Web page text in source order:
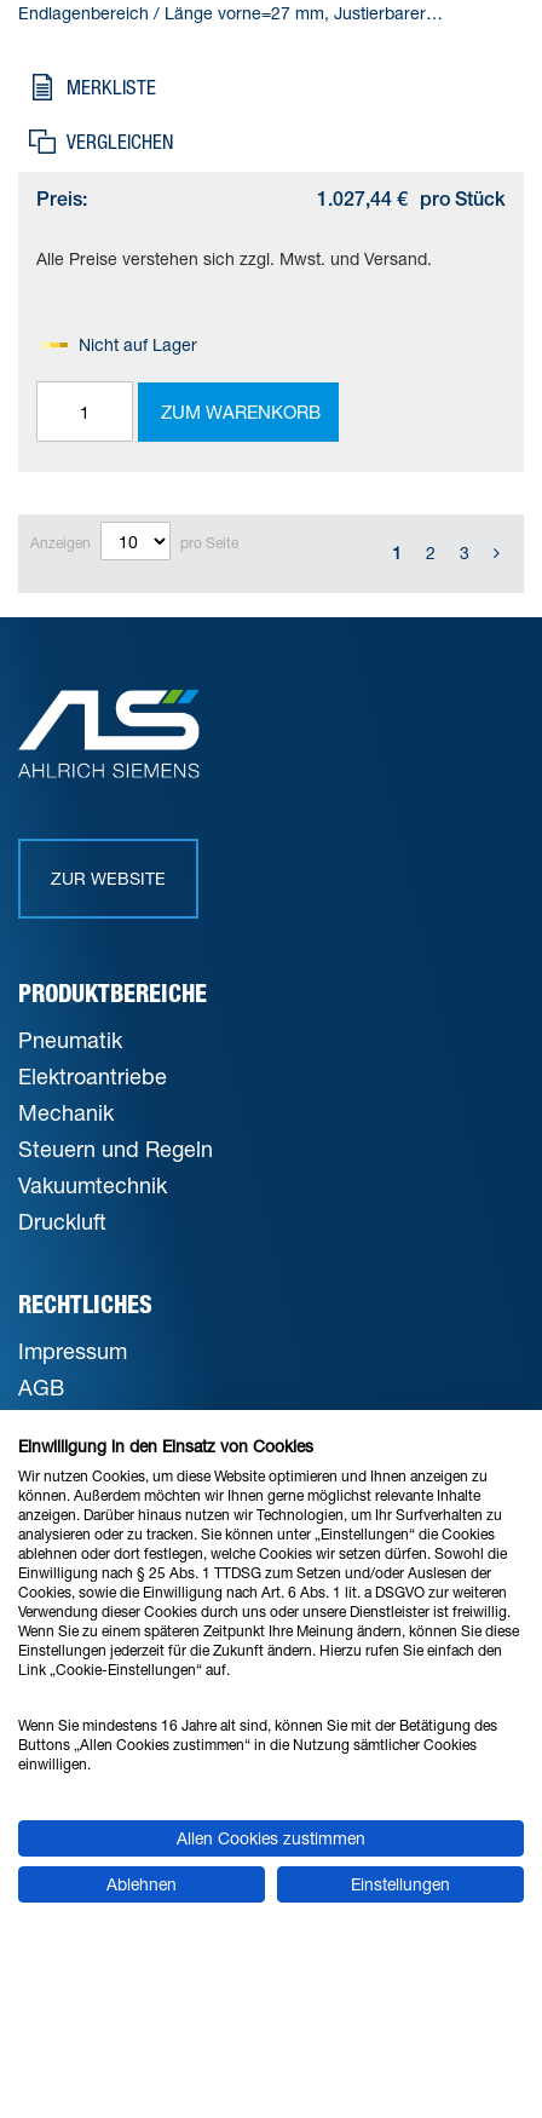
Endlagenbereich / Länge vorne=27 mm, Justierbarer
MERKLISTE
VERGLEICHEN
Preis: 1.027,44 € pro Stück
Alle Preise verstehen sich zzgl. Mwst. und Versand.
Nicht auf Lager
ZUM WARENKORB
Anzeigen pro Seite 1 2 3
ZUR WEBSITE
PRODUKTBEREICHE
Pneumatik
Elektroantriebe
Mechanik
Steuern und Regeln
Vakuumtechnik
Druckluft
RECHTLICHES
Impressum
AGB
Cookie-Einstellungen
STANDORT BREMEN
Verkauf & Beratung
Ahlrich Siemens GmbH
28357 Bremen
Tel.: 0421 - 27808 - 0
Fax: 0421 - 27808 - 88
vertrieb@ahlrich-siemens.de
Einwilligung in den Einsatz von Cookies
Wir nutzen Cookies, um diese Website optimieren und Ihnen anzeigen zu
können. Außerdem möchten wir Ihnen gerne möglichst relevante Inhalte
anzeigen. Darüber hinaus nutzen wir Technologien, um Ihr Surfverhalten zu
analysieren oder zu tracken. Sie können unter „Einstellungen“ die Cookies
ablehnen oder dort festlegen, welche Cookies wir setzen dürfen. Sowohl die
Einwilligung nach § 25 Abs. 1 TTDSG zum Setzen und/oder Auslesen der
Cookies, sowie die Einwilligung nach Art. 6 Abs. 1 lit. a DSGVO zur weiteren
Verwendung dieser Cookies durch uns oder unsere Dienstleister ist freiwillig.
Wenn Sie zu einem späteren Zeitpunkt Ihre Meinung ändern, können Sie diese
Einstellungen jederzeit für die Zukunft ändern. Hierzu rufen Sie einfach den
Link „Cookie-Einstellungen“ auf.
Wenn Sie mindestens 16 Jahre alt sind, können Sie mit der Betätigung des
Buttons „Allen Cookies zustimmen“ in die Nutzung sämtlicher Cookies
einwilligen.
Allen Cookies zustimmen
Ablehnen Einstellungen